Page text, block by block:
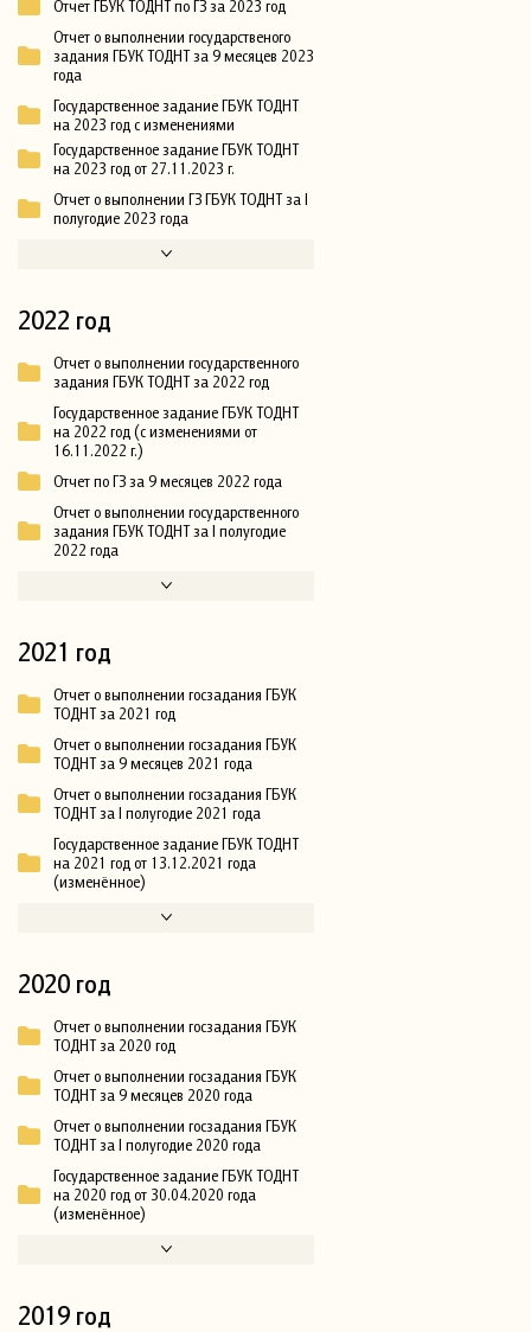
Отчет ГБУК ТОДНТ по ГЗ за 2023 год
Отчет о выполнении государственого
задания ГБУК ТОДНТ за 9 месяцев 2023
года
Государственное задание ГБУК ТОДНТ
на 2023 год с изменениями
Государственное задание ГБУК ТОДНТ
на 2023 год от 27.11.2023 г.
Отчет о выполнении ГЗ ГБУК ТОДНТ за I
полугодие 2023 года
2022 год
Отчет о выполнении государственного
задания ГБУК ТОДНТ за 2022 год
Государственное задание ГБУК ТОДНТ
на 2022 год (с изменениями от
16.11.2022 г.)
Отчет по ГЗ за 9 месяцев 2022 года
Отчет о выполнении государственного
задания ГБУК ТОДНТ за I полугодие
2022 года
2021 год
Отчет о выполнении госзадания ГБУК
ТОДНТ за 2021 год
Отчет о выполнении госзадания ГБУК
ТОДНТ за 9 месяцев 2021 года
Отчет о выполнении госзадания ГБУК
ТОДНТ за I полугодие 2021 года
Государственное задание ГБУК ТОДНТ
на 2021 год от 13.12.2021 года
(изменённое)
2020 год
Отчет о выполнении госзадания ГБУК
ТОДНТ за 2020 год
Отчет о выполнении госзадания ГБУК
ТОДНТ за 9 месяцев 2020 года
Отчет о выполнении госзадания ГБУК
ТОДНТ за I полугодие 2020 года
Государственное задание ГБУК ТОДНТ
на 2020 год от 30.04.2020 года
(изменённое)
2019 год